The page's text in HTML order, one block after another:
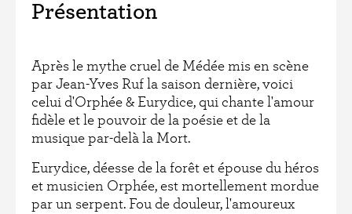
Présentation
Après le mythe cruel de Médée mis en scène
par Jean-Yves Ruf la saison dernière, voici
celui d'Orphée & Eurydice, qui chante l'amour
fidèle et le pouvoir de la poésie et de la
musique par-delà la Mort.
Eurydice, déesse de la forêt et épouse du héros
et musicien Orphée, est mortellement mordue
par un serpent. Fou de douleur, l'amoureux